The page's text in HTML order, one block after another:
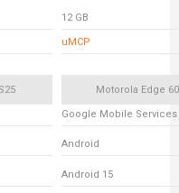
12 GB
uMCP
Motorola Edge
Google Mobile Services
Android
Android 15